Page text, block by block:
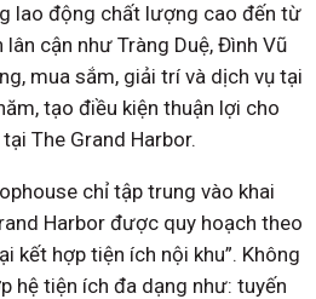
lao động chất lượng cao đến từ
cận như Tràng Duệ, Đình Vũ
mua sắm, giải trí và dịch vụ tại
tạo điều kiện thuận lợi cho
The Grand Harbor.
chỉ tập trung vào khai
Harbor được quy hoạch theo
kết hợp tiện ích nội khu”. Không
hệ tiện ích đa dạng như: tuyến